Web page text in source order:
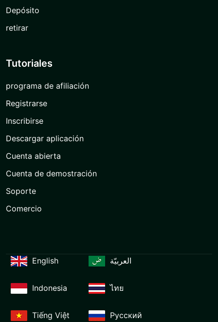
Depósito
retirar
Tutoriales
programa de afiliación
Registrarse
Inscribirse
Descargar aplicación
Cuenta abierta
Cuenta de demostración
Soporte
Comercio
English العربيّة
Indonesia ไทย
Tiếng Việt Русский